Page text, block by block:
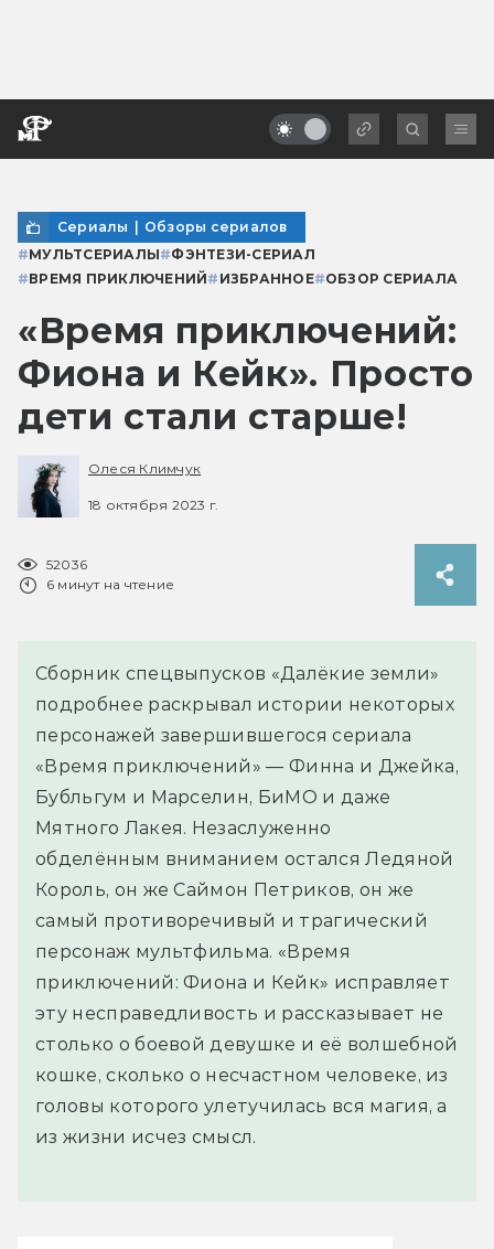
Сериалы | Обзоры сериалов
#МУЛЬТСЕРИАЛЫ#ФЭНТЕЗИ-СЕРИАЛ
#ВРЕМЯ ПРИКЛЮЧЕНИЙ# ИЗБРАННОЕ#ОБЗОР СЕРИАЛА
«Время приключений:
Фиона и Кейк». Просто
дети стали старше!
Олеся Климчук
18 октября 2023 г.
52036
6 минут на чтение
Сборник спецвыпусков «Далёкие земли»
подробнее раскрывал истории некоторых
персонажей завершившегося сериала
«Время приключений» — Финна и Джейка,
Бубльгум и Марселин, БиМО и даже
Мятного Лакея. Незаслуженно
обделённым вниманием остался Ледяной
Король, он же Саймон Петриков, он же
самый противоречивый и трагический
персонаж мультфильма. «Время
приключений: Фиона и Кейк» исправляет
эту несправедливость и рассказывает не
столько о боевой девушке и её волшебной
кошке, сколько о несчастном человеке, из
головы которого улетучилась вся магия, а
из жизни исчез смысл.